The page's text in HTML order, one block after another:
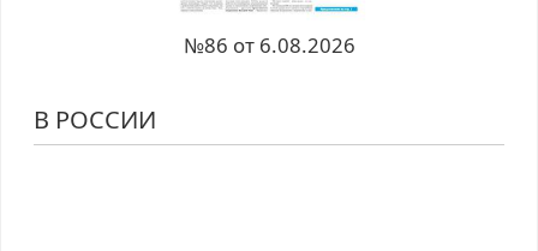
№86 от 6.08.2026
В РОССИИ